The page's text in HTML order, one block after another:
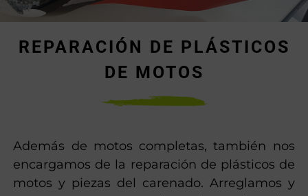
REPARACIÓN DE PLÁSTICOS
DE MOTOS
Además de motos completas, también nos
encargamos de la reparación de plásticos de
motos y piezas del carenado. Arreglamos y